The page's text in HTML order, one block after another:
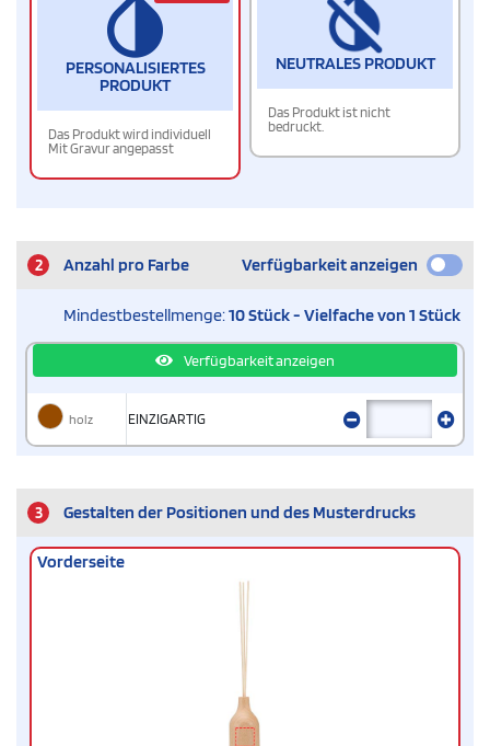
PERSONALISIERTES
PRODUKT
Das Produkt wird individuell
Mit Gravur angepasst
NEUTRALES PRODUKT
Das Produkt ist nicht
bedruckt.
2 Anzahl pro Farbe Verfügbarkeit anzeigen
Mindestbestellmenge:10 Stück - Vielfache von 1 Stück
Verfügbarkeit anzeigen
holz EINZIGARTIG
3 Gestalten der Positionen und des Musterdrucks
Vorderseite